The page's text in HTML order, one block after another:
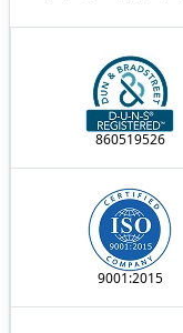
860519526
9001:2015